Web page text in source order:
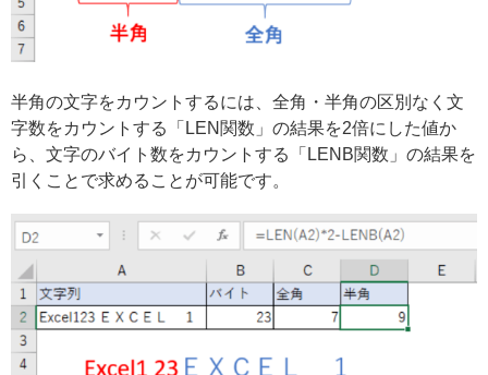
半角の文字をカウントするには、全角・半角の区別なく文
字数をカウントする「LEN関数」の結果を2倍にした値か
ら、文字のバイト数をカウントする「LENB関数」の結果を
引くことで求めることが可能です。